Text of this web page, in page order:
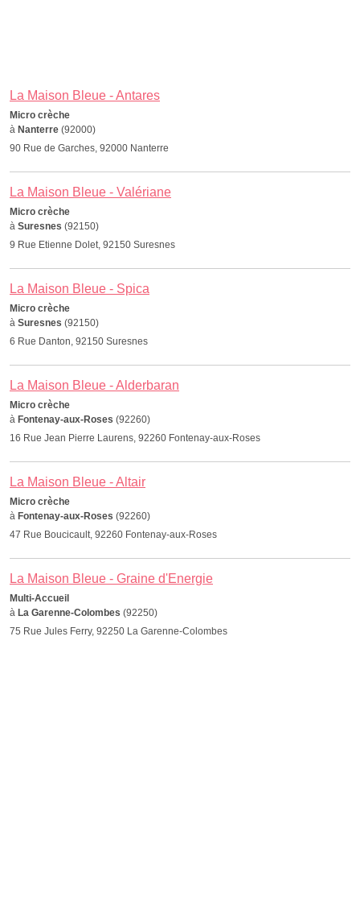
La Maison Bleue - Antares
Micro crèche
à Nanterre (92000)
90 Rue de Garches, 92000 Nanterre
La Maison Bleue - Valériane
Micro crèche
à Suresnes (92150)
9 Rue Etienne Dolet, 92150 Suresnes
La Maison Bleue - Spica
Micro crèche
à Suresnes (92150)
6 Rue Danton, 92150 Suresnes
La Maison Bleue - Alderbaran
Micro crèche
à Fontenay-aux-Roses (92260)
16 Rue Jean Pierre Laurens, 92260 Fontenay-aux-Roses
La Maison Bleue - Altair
Micro crèche
à Fontenay-aux-Roses (92260)
47 Rue Boucicault, 92260 Fontenay-aux-Roses
La Maison Bleue - Graine d'Energie
Multi-Accueil
à La Garenne-Colombes (92250)
75 Rue Jules Ferry, 92250 La Garenne-Colombes